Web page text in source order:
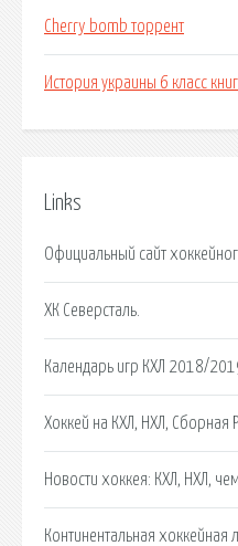
Cherry bomb торрент
История украины 6 класс
Links
Официальный сайт
ХК Северсталь.
Календарь игр КХЛ 2018/
Хоккей на КХЛ, НХЛ, Сборная
Новости хоккея: КХЛ, НХЛ,
Континентальная хоккейная